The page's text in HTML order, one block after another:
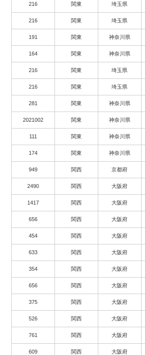
216 関東 埼玉県
216 関東 埼玉県
191 関東 神奈川県
164 関東 神奈川県
216 関東 埼玉県
216 関東 埼玉県
281 関東 神奈川県
2021002 関東 神奈川県
111 関東 神奈川県
174 関東 神奈川県
949 関西 京都府
2490 関西 大阪府
1417 関西 大阪府
656 関西 大阪府
454 関西 大阪府
633 関西 大阪府
354 関西 大阪府
656 関西 大阪府
375 関西 大阪府
526 関西 大阪府
761 関西 大阪府
609 関西 大阪府